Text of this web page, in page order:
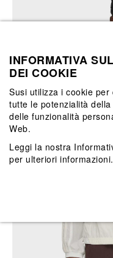
INFORMATIVA
DEI COOKIE
Susi utilizza i cookie
tutte le potenzialità
delle funzionalità
Web.
Leggi la nostra
per ulteriori informazioni.